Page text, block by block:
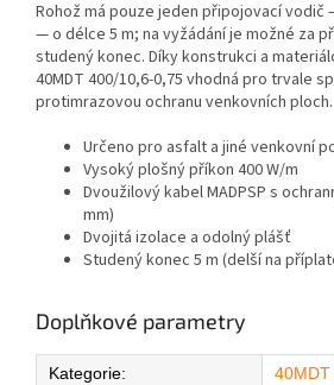
Rohož má pouze jeden připojovací vodič
— o délce 5 m; na vyžádání je možné za
studený konec. Díky konstrukci a
40MDT 400/10,6-0,75 vhodná pro trvale
protimrazovou ochranu venkovních ploch.
Určeno pro asfalt a jiné venkovní
Vysoký plošný příkon 400 W/m
Dvoužilový kabel MADPSP s
mm)
Dvojitá izolace a odolný plášť
Studený konec 5 m (delší na
Doplňkové parametry
Kategorie:
40MDT